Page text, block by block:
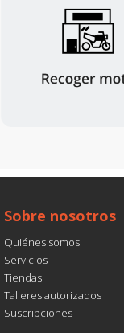
Sobre nosotros
Quiénes somos
Servicios
Tiendas
Talleres autorizados
Suscripciones